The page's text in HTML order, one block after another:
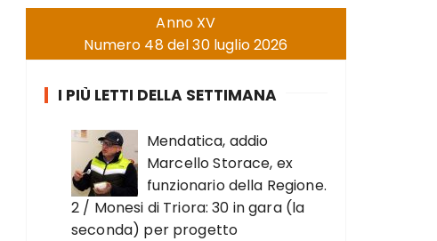
Anno XV
Numero 48 del 30 luglio 2026
I PIÙ LETTI DELLA SETTIMANA
Mendatica, addio
Marcello Storace, ex
funzionario della Regione.
2 / Monesi di Triora: 30 in gara (la
seconda) per progetto